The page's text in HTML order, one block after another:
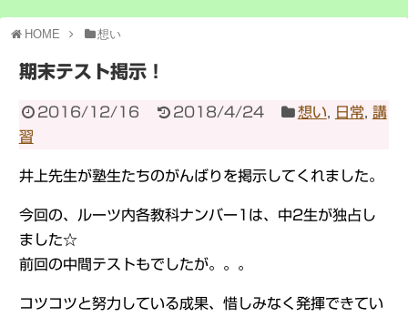
HOME 想い
期末テスト掲示！
2016/12/16 2018/4/24 想い 日常
講
習
井上先生が塾生たちのがんばりを掲示してくれました。
今回の、ルーツ内各教科ナンバー1は、中2生が独占し
ました☆
前回の中間テストもでしたが。。。
コツコツと努力している成果、惜しみなく発揮できてい